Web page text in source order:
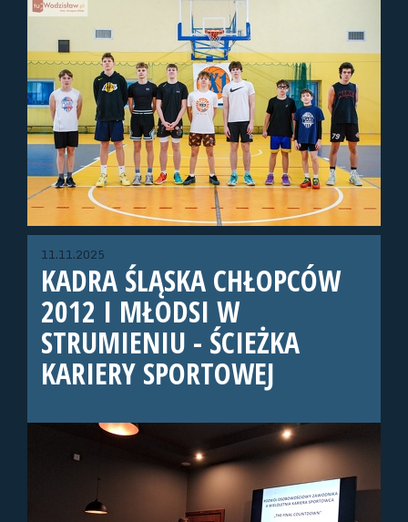
11.11.2025
KADRA ŚLĄSKA CHŁOPCÓW
2012 I MŁODSI W
STRUMIENIU - ŚCIEŻKA
KARIERY SPORTOWEJ